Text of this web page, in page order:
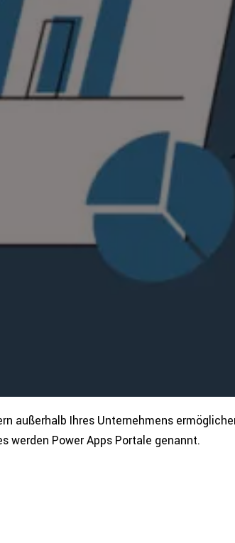
außerhalb Ihres Unter­neh­mens
werden Power Apps Portale genannt.